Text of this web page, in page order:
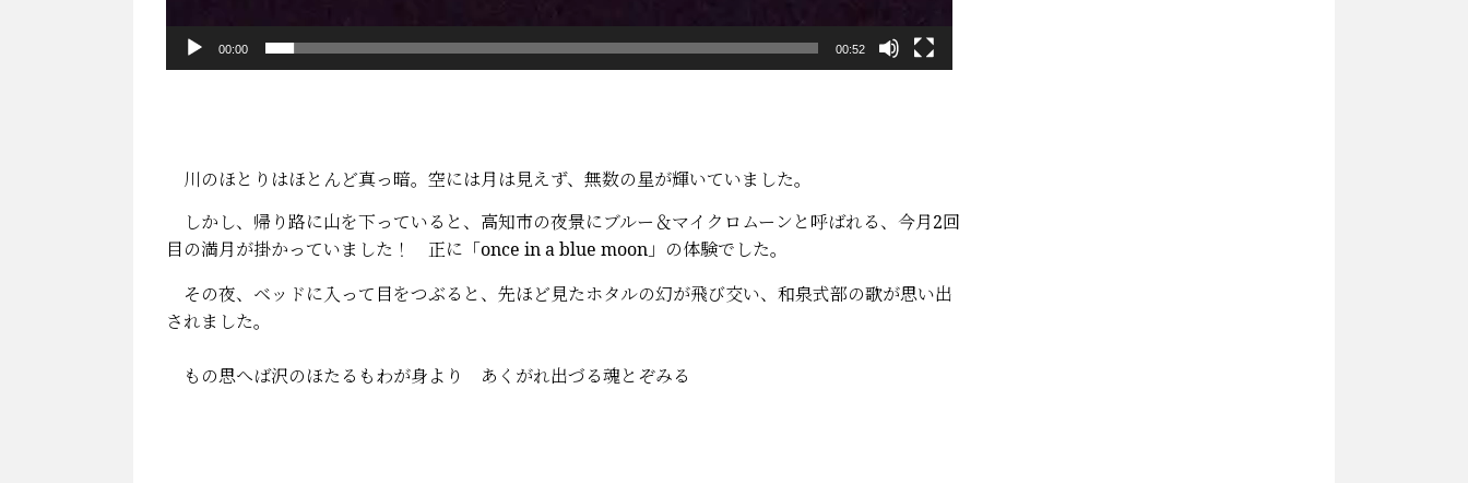
00:00 00:52
川のほとりはほとんど真っ暗。空には月は見えず、無数の星が輝いていました。
しかし、帰り路に山を下っていると、高知市の夜景にブルー＆マイクロムーンと呼ばれる、今月2回
目の満月が掛かっていました！ 正に「once in a blue moon」の体験でした。
その夜、ベッドに入って目をつぶると、先ほど見たホタルの幻が飛び交い、和泉式部の歌が思い出
されました。
もの思へば沢のほたるもわが身より あくがれ出づる魂とぞみる